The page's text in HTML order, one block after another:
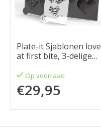
Plate-it Sjablonen love
at first bite, 3-delige
Op voorraad
€29,95